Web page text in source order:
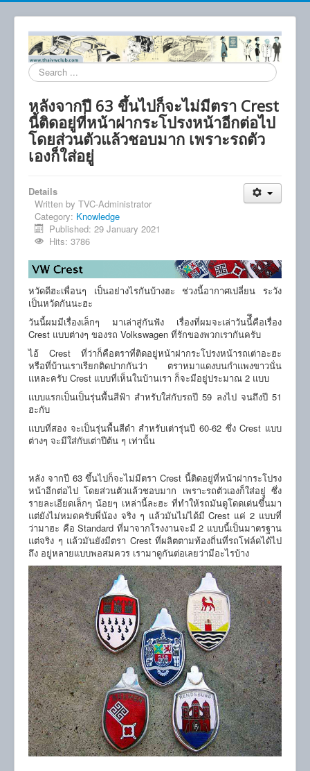
Search
...
หลังจากปี 63 ขึ้นไปก็จะไม่มีตรา Crest
นี้ติดอยู่ที่หน้าฝากระโปรงหน้าอีกต่อไป
โดยส่วนตัวแล้วชอบมาก เพราะรถตัว
เองก็ใส่อยู่
Details
Written by TVC-Administrator
Category: Knowledge
Published: 29 January 2021
Hits: 3786
หวัดดีฮะเพื่อนๆ เป็นอย่างไรกันบ้างฮะ ช่วงนี้อากาศเปลี่ยน ระวัง
เป็นหวัดกันนะฮะ
วันนี้ผมมีเรื่องเล็กๆ มาเล่าสู่กันฟัง เรื่องที่ผมจะเล่าวันนี้ึคือเรื่อง
Crest แบบต่างๆ ของรถ Volkswagen ที่รักของพวกเรากันครับ
ไอ้ Crest ที่ว่าก็คือตราที่ติดอยู่หน้าฝากระโปรงหน้ารถเต่าอะฮะ
หรือที่บ้านเราเรียกติดปากกันว่า ตราหมาแดงบนกำแพงขาวนั่น
แหละครับ Crest แบบที่เห็นในบ้านเรา ก็จะมีอยู่ประมาณ 2 แบบ
แบบแรกเป็นเป็นรุ่นพื้นสีฟ้า สำหรับใส่กับรถปี 59 ลงไป จนถึงปี 51
ฮะกับ
แบบที่สอง จะเป็นรุ่นพื้นสีดำ สำหรับเต่ารุ่นปี 60-62 ซึ่ง Crest แบบ
ต่างๆ จะมีใส่กับเต่าปีต้น ๆ เท่านั้น
หลัง จากปี 63 ขึ้นไปก็จะไม่มีตรา Crest นี้ติดอยู่ที่หน้าฝากระโปรง
หน้าอีกต่อไป โดยส่วนตัวแล้วชอบมาก เพราะรถตัวเองก็ใส่อยู่ ซึ่ง
รายละเอียดเล็กๆ น้อยๆ เหล่านี้ละฮะ ที่ทำให้รถมันดูโดดเด่นขึ้นมา
แต่ยังไม่หมดครับพี่น้อง จริง ๆ แล้วมันไม่ได้มี Crest แค่ 2 แบบที่
ว่ามาฮะ คือ Standard ที่มาจากโรงงานจะมี 2 แบบนี้เป็นมาตรฐาน
แต่จริง ๆ แล้วมันยังมีตรา Crest ที่ผลิตตามท้องถิ่นที่รถโฟล์ดได้ไป
ถึง อยู่หลายแบบพอสมควร เรามาดูกันต่อเลยว่ามีอะไรบ้าง